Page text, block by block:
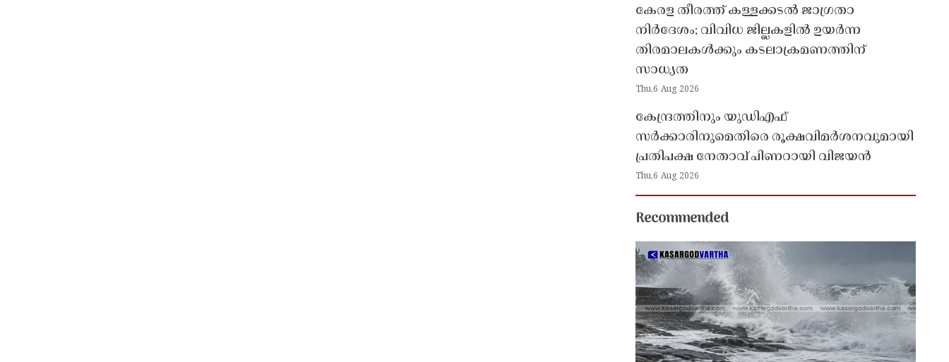
കേരള തീരത്ത് കള്ളക്കടൽ ജാഗ്രതാ
നിർദേശം; വിവിധ ജില്ലകളിൽ ഉയർന്ന
തിരമാലകൾക്കും കടലാക്രമണത്തിന്
സാധ്യത
Thu,6 Aug 2026
കേന്ദ്രത്തിനും യുഡിഎഫ്
സർക്കാരിനുമെതിരെ രൂക്ഷവിമർശനവുമായി
പ്രതിപക്ഷ നേതാവ് പിണറായി വിജയൻ
Thu,6 Aug 2026
Recommended